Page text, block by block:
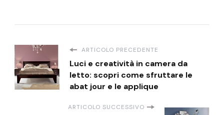
ARTICOLO PRECEDENTE
Luci e creatività in camera da
letto: scopri come sfruttare le
abat jour e le applique
ARTICOLO SUCCESSIVO